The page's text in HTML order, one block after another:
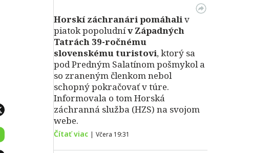
Horskí záchranári pomáhaliv
piatok popoludnív Západných
Tatrách 39-ročnému
slovenskému turistovi, ktorý sa
pod Predným Salatínom pošmykol a
so zraneným členkom nebol
schopný pokračovať v túre.
Informovala o tom Horská
záchranná služba (HZS) na svojom
webe.
Čítať viac | Včera 19:31